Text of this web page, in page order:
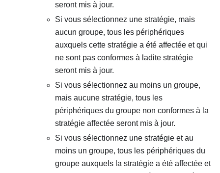
seront mis à jour.
Si vous sélectionnez une stratégie, mais
aucun groupe, tous les périphériques
auxquels cette stratégie a été affectée et qui
ne sont pas conformes à ladite stratégie
seront mis à jour.
Si vous sélectionnez au moins un groupe,
mais aucune stratégie, tous les
périphériques du groupe non conformes à la
stratégie affectée seront mis à jour.
Si vous sélectionnez une stratégie et au
moins un groupe, tous les périphériques du
groupe auxquels la stratégie a été affectée et